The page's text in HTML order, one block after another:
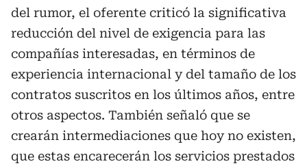
del rumor, el oferente criticó la significativa
reducción del nivel de exigencia para las
compañías interesadas, en términos de
experiencia internacional y del tamaño de los
contratos suscritos en los últimos años, entre
otros aspectos. También señaló que se
crearán intermediaciones que hoy no existen,
que estas encarecerán los servicios prestados